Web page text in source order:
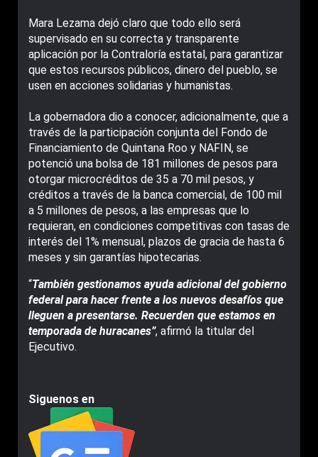
Mara Lezama dejó claro que todo ello será
supervisado en su correcta y transparente
aplicación por la Contraloría estatal, para garantizar
que estos recursos públicos, dinero del pueblo, se
usen en acciones solidarias y humanistas.
La gobernadora dio a conocer, adicionalmente, que a
través de la participación conjunta del Fondo de
Financiamiento de Quintana Roo y NAFIN, se
potenció una bolsa de 181 millones de pesos para
otorgar microcréditos de 35 a 70 mil pesos, y
créditos a través de la banca comercial, de 100 mil
a 5 millones de pesos, a las empresas que lo
requieran, en condiciones competitivas con tasas de
interés del 1% mensual, plazos de gracia de hasta 6
meses y sin garantías hipotecarias.
“También gestionamos ayuda adicional del gobierno
federal para hacer frente a los nuevos desafíos que
lleguen a presentarse. Recuerden que estamos en
temporada de huracanes”, afirmó la titular del
Ejecutivo.
Siguenos en